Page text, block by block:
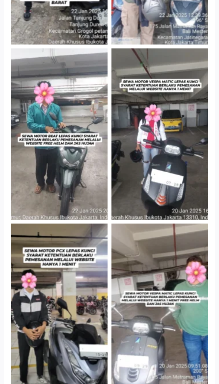
Cityplaza Jatinegara
Gedung Parkir P6A
Cityplaza Jatinegara
Gedung Parkir P6A
Hotel Kartika Chandra,
Jakarta Selatan
Cityplaza Jatinegara
Gedung Parkir P6A